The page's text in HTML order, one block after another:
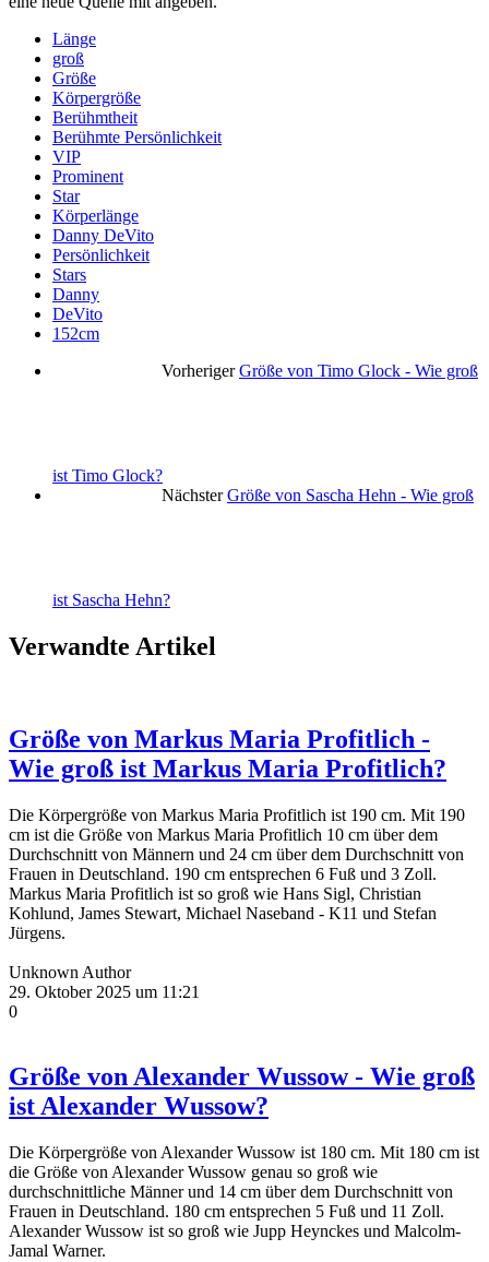
Länge
groß
Größe
Körpergröße
Berühmtheit
Berühmte Persönlichkeit
VIP
Prominent
Star
Körperlänge
Danny DeVito
Persönlichkeit
Stars
Danny
DeVito
152cm
Vorheriger Größe von Timo Glock - Wie groß
ist Timo Glock?
Nächster Größe von Sascha Hehn - Wie groß
ist Sascha Hehn?
Verwandte Artikel
Größe von Markus Maria Profitlich -
Wie groß ist Markus Maria Profitlich?
Die Körpergröße von Markus Maria Profitlich ist 190 cm. Mit 190
cm ist die Größe von Markus Maria Profitlich 10 cm über dem
Durchschnitt von Männern und 24 cm über dem Durchschnitt von
Frauen in Deutschland. 190 cm entsprechen 6 Fuß und 3 Zoll.
Markus Maria Profitlich ist so groß wie Hans Sigl, Christian
Kohlund, James Stewart, Michael Naseband - K11 und Stefan
Jürgens.
Unknown Author
29. Oktober 2025 um 11:21
0
Größe von Alexander Wussow - Wie groß
ist Alexander Wussow?
Die Körpergröße von Alexander Wussow ist 180 cm. Mit 180 cm ist
die Größe von Alexander Wussow genau so groß wie
durchschnittliche Männer und 14 cm über dem Durchschnitt von
Frauen in Deutschland. 180 cm entsprechen 5 Fuß und 11 Zoll.
Alexander Wussow ist so groß wie Jupp Heynckes und Malcolm-
Jamal Warner.